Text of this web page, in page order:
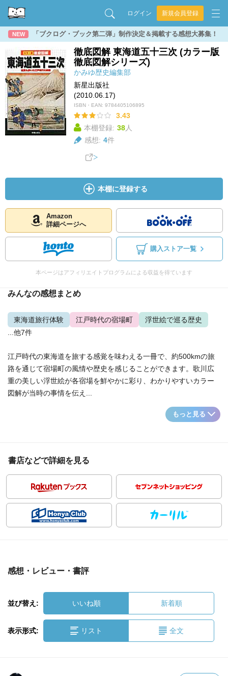
ログイン 新規会員登録
NEW 「ブクログ・ブック第二弾」制作決定＆掲載する感想大募集！
徹底図解 東海道五十三次 (カラー版
徹底図解シリーズ)
かみゆ歴史編集部
新星出版社
(2010.06.17)
ISBN・EAN: 9784405106895
3.43
本棚登録: 38人
感想: 4件
本棚に登録する
Amazon
詳細ページへ
購入ストア一覧
本ページはアフィリエイトプログラムによる収益を得ています
みんなの感想まとめ
東海道旅行体験 江戸時代の宿場町
浮世絵で巡る歴史
...他7件
江戸時代の東海道を旅する感覚を味わえる一冊で、約500kmの旅
路を通じて宿場町の風情や歴史を感じることができます。歌川広
重の美しい浮世絵が各宿場を鮮やかに彩り、わかりやすいカラー
図解が当時の事情を伝え...
もっと見る
書店などで詳細を見る
感想・レビュー・書評
並び替え: いいね順 新着順
表示形式: リスト 全文